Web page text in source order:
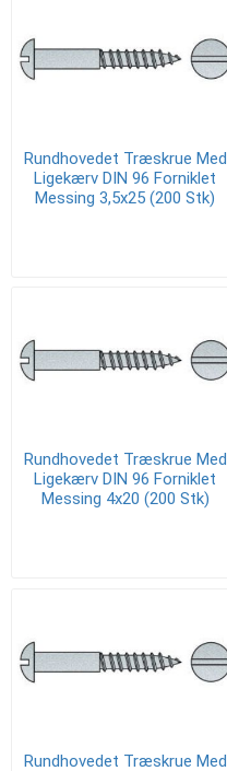
Rundhovedet Træskrue Med
Ligekærv DIN 96 Forniklet
Messing 3,5x25 (200 Stk)
Rundhovedet Træskrue Med
Ligekærv DIN 96 Forniklet
Messing 4x20 (200 Stk)
Rundhovedet Træskrue Med